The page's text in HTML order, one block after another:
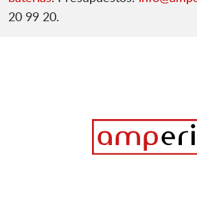
20 99 20.